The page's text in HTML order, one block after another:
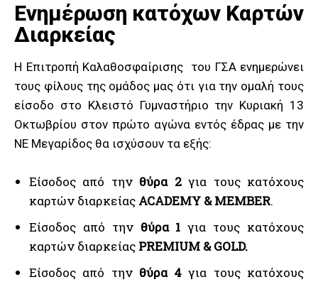
Ενημέρωση κατόχων Καρτών
Διαρκείας
Η Επιτροπή Καλαθοσφαίρισης του ΓΣΑ ενημερώνει
τους φίλους της ομάδος μας ότι για την ομαλή τους
είσοδο στο Κλειστό Γυμναστήριο την Κυριακή 13
Οκτωβρίου στον πρώτο αγώνα εντός έδρας με την
ΝΕ Μεγαρίδος θα ισχύσουν τα εξής:
Είσοδος από τηνθύρα 2για τους κατόχους
καρτών διαρκείας ACADEMY & MEMBER.
Είσοδος από τηνθύρα 1 για τους κατόχους
καρτών διαρκείας PREMIUM & GOLD.
Είσοδος από τηνθύρα 4 για τους κατόχους